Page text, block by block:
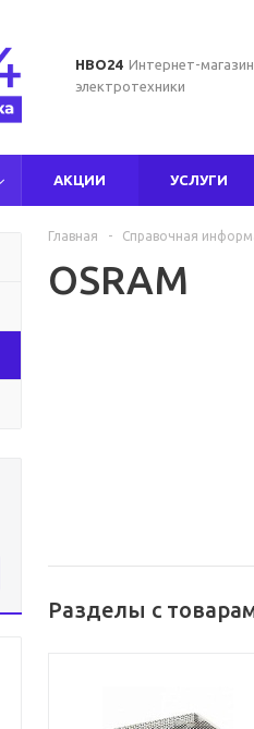
НВО24 Интернет-магазин
электротехники
АКЦИИ УСЛУГИ
Главная - Справочная
OSRAM
Разделы с